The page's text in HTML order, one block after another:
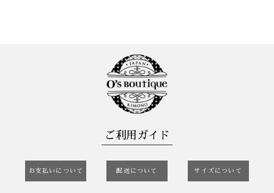
ご利用ガイド
お支払いについて 配送について サイズについて